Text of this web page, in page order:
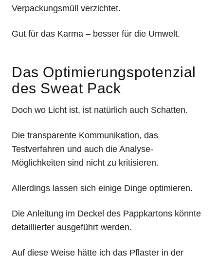
Verpackungsmüll verzichtet.
Gut für das Karma – besser für die Umwelt.
Das Optimierungspotenzial
des Sweat Pack
Doch wo Licht ist, ist natürlich auch Schatten.
Die transparente Kommunikation, das
Testverfahren und auch die Analyse-
Möglichkeiten sind nicht zu kritisieren.
Allerdings lassen sich einige Dinge optimieren.
Die Anleitung im Deckel des Pappkartons könnte
detaillierter ausgeführt werden.
Auf diese Weise hätte ich das Pflaster in der